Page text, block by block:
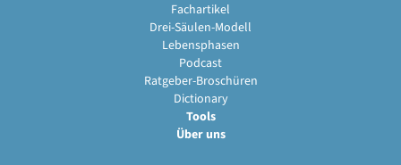
Fachartikel
Drei-Säulen-Modell
Lebensphasen
Podcast
Ratgeber-Broschüren
Dictionary
Tools
Über uns